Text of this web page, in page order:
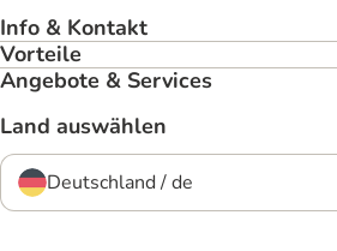
Info & Kontakt
Vorteile
Angebote & Services
Land auswählen
Deutschland / de